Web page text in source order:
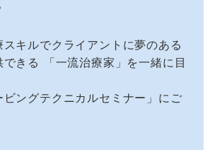
キルでクライアントに夢のある
きる 「一流治療家」を一緒に目
ビングテクニカルセミナー」にご